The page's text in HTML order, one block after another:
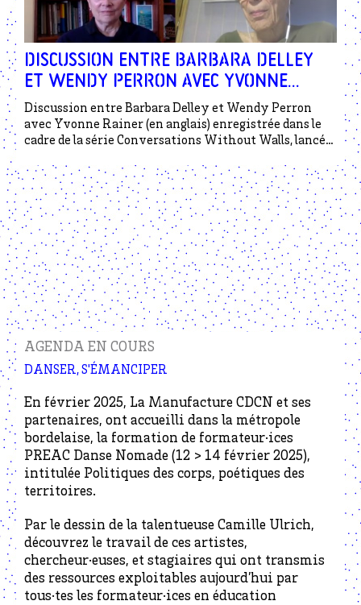
AGENDA EN COURS
DANSER, S'ÉMANCIPER
En février 2025, La Manufacture CDCN et ses
partenaires, ont accueilli dans la métropole
bordelaise, la formation de formateur·ices
PREAC Danse Nomade (12 > 14 février 2025),
intitulée Politiques des corps, poétiques des
territoires.
Par le dessin de la talentueuse Camille Ulrich,
découvrez le travail de ces artistes,
chercheur·euses, et stagiaires qui ont transmis
des ressources exploitables aujourd’hui par
tous·tes les formateur·ices en éducation
Discussion entre Barbara Delley
et Wendy Perron avec Yvonne
Rainer (en anglais)
Discussion entre Barbara Delley et Wendy Perron
avec Yvonne Rainer (en anglais) enregistrée dans le
cadre de la série Conversations Without Walls, lancé